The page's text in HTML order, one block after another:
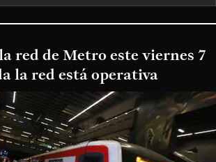
red de Metro este viernes 7
la red está operativa